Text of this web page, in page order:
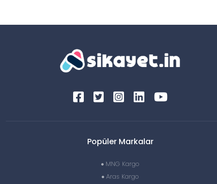
Popüler Markalar
MNG Kargo
Aras Kargo